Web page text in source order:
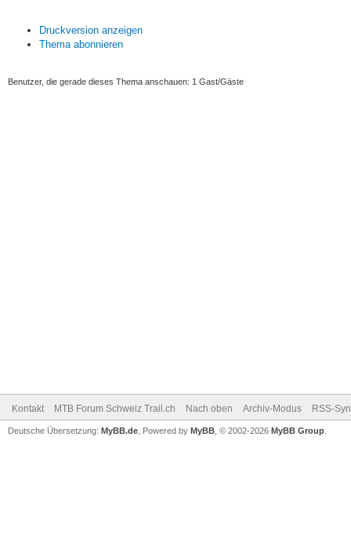
Druckversion anzeigen
Thema abonnieren
Benutzer, die gerade dieses Thema anschauen: 1 Gast/Gäste
Kontakt MTB Forum Schweiz Trail.ch Nach oben Archiv-Modus RSS-
Deutsche Übersetzung: MyBB.de , Powered by MyBB , © 2002-2026 MyBB Group